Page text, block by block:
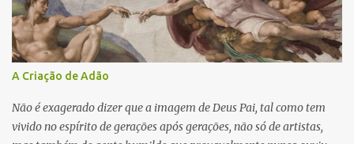
artistas europeus viajaram pela América Latina no séc. XIX,
integrando missões científicas. Em 1978, Pierry Restany realizou
uma expedição à Amazónia acompanhado de Franz Krajberg e
Sepp Baenderecck. que resultou na publicação do "Manifesto do
Rio Negro". Hoje a neocolonização coloca nossas tradições
culturais nos museus metropolitanos, como se fossem troféus de
caça e excluem a nossa criação atual das grandes m...
A Criação de Adão
Não é exagerado dizer que a imagem de Deus Pai, tal como tem
vivido no espírito de gerações após gerações, não só de artistas,